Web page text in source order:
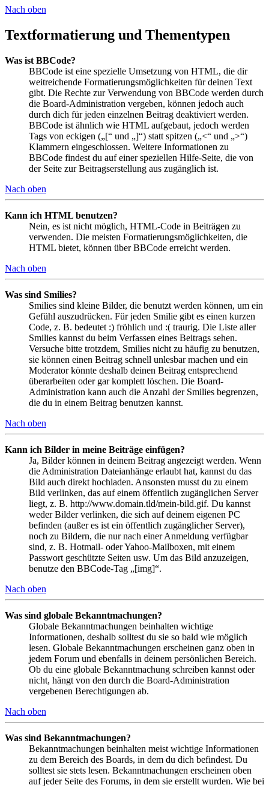
Nach oben
Textformatierung und Thementypen
Was ist BBCode?
BBCode ist eine spezielle Umsetzung von HTML, die dir
weitreichende Formatierungsmöglichkeiten für deinen Text
gibt. Die Rechte zur Verwendung von BBCode werden durch
die Board-Administration vergeben, können jedoch auch
durch dich für jeden einzelnen Beitrag deaktiviert werden.
BBCode ist ähnlich wie HTML aufgebaut, jedoch werden
Tags von eckigen („[“ und „]“) statt spitzen („<“ und „>“)
Klammern eingeschlossen. Weitere Informationen zu
BBCode findest du auf einer speziellen Hilfe-Seite, die von
der Seite zur Beitragserstellung aus zugänglich ist.
Nach oben
Kann ich HTML benutzen?
Nein, es ist nicht möglich, HTML-Code in Beiträgen zu
verwenden. Die meisten Formatierungsmöglichkeiten, die
HTML bietet, können über BBCode erreicht werden.
Nach oben
Was sind Smilies?
Smilies sind kleine Bilder, die benutzt werden können, um ein
Gefühl auszudrücken. Für jeden Smilie gibt es einen kurzen
Code, z. B. bedeutet :) fröhlich und :( traurig. Die Liste aller
Smilies kannst du beim Verfassen eines Beitrags sehen.
Versuche bitte trotzdem, Smilies nicht zu häufig zu benutzen,
sie können einen Beitrag schnell unlesbar machen und ein
Moderator könnte deshalb deinen Beitrag entsprechend
überarbeiten oder gar komplett löschen. Die Board-
Administration kann auch die Anzahl der Smilies begrenzen,
die du in einem Beitrag benutzen kannst.
Nach oben
Kann ich Bilder in meine Beiträge einfügen?
Ja, Bilder können in deinem Beitrag angezeigt werden. Wenn
die Administration Dateianhänge erlaubt hat, kannst du das
Bild auch direkt hochladen. Ansonsten musst du zu einem
Bild verlinken, das auf einem öffentlich zugänglichen Server
liegt, z. B. http://www.domain.tld/mein-bild.gif. Du kannst
weder Bilder verlinken, die sich auf deinem eigenen PC
befinden (außer es ist ein öffentlich zugänglicher Server),
noch zu Bildern, die nur nach einer Anmeldung verfügbar
sind, z. B. Hotmail- oder Yahoo-Mailboxen, mit einem
Passwort geschützte Seiten usw. Um das Bild anzuzeigen,
benutze den BBCode-Tag „[img]“.
Nach oben
Was sind globale Bekanntmachungen?
Globale Bekanntmachungen beinhalten wichtige
Informationen, deshalb solltest du sie so bald wie möglich
lesen. Globale Bekanntmachungen erscheinen ganz oben in
jedem Forum und ebenfalls in deinem persönlichen Bereich.
Ob du eine globale Bekanntmachung schreiben kannst oder
nicht, hängt von den durch die Board-Administration
vergebenen Berechtigungen ab.
Nach oben
Was sind Bekanntmachungen?
Bekanntmachungen beinhalten meist wichtige Informationen
zu dem Bereich des Boards, in dem du dich befindest. Du
solltest sie stets lesen. Bekanntmachungen erscheinen oben
auf jeder Seite des Forums, in dem sie erstellt wurden. Wie bei